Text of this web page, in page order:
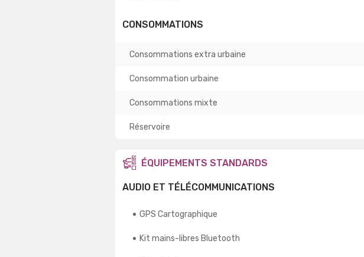
CONSOMMATIONS
Consommations extra urbaine
Consommation urbaine
Consommations mixte
Réservoire
ÉQUIPEMENTS STANDARDS
AUDIO ET TÉLÉCOMMUNICATIONS
GPS Cartographique
Kit mains-libres Bluetooth